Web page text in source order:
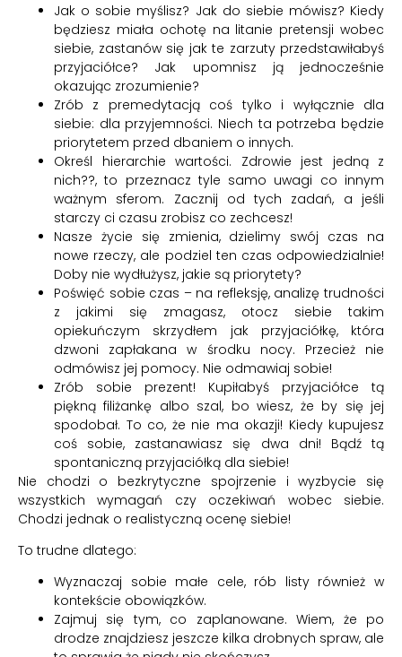
Jak o sobie myślisz? Jak do siebie mówisz? Kiedy
będziesz miała ochotę na litanie pretensji wobec
siebie, zastanów się jak te zarzuty przedstawiłabyś
przyjaciółce? Jak upomnisz ją jednocześnie
okazując zrozumienie?
Zrób z premedytacją coś tylko i wyłącznie dla
siebie: dla przyjemności. Niech ta potrzeba będzie
priorytetem przed dbaniem o innych.
Określ hierarchie wartości. Zdrowie jest jedną z
nich??, to przeznacz tyle samo uwagi co innym
ważnym sferom. Zacznij od tych zadań, a jeśli
starczy ci czasu zrobisz co zechcesz!
Nasze życie się zmienia, dzielimy swój czas na
nowe rzeczy, ale podziel ten czas odpowiedzialnie!
Doby nie wydłużysz, jakie są priorytety?
Poświęć sobie czas – na refleksję, analizę trudności
z jakimi się zmagasz, otocz siebie takim
opiekuńczym skrzydłem jak przyjaciółkę, która
dzwoni zapłakana w środku nocy. Przecież nie
odmówisz jej pomocy. Nie odmawiaj sobie!
Zrób sobie prezent! Kupiłabyś przyjaciółce tą
piękną filiżankę albo szal, bo wiesz, że by się jej
spodobał. To co, że nie ma okazji! Kiedy kupujesz
coś sobie, zastanawiasz się dwa dni! Bądź tą
spontaniczną przyjaciółką dla siebie!
Nie chodzi o bezkrytyczne spojrzenie i wyzbycie się
wszystkich wymagań czy oczekiwań wobec siebie.
Chodzi jednak o realistyczną ocenę siebie!
To trudne dlatego:
Wyznaczaj sobie małe cele, rób listy również w
kontekście obowiązków.
Zajmuj się tym, co zaplanowane. Wiem, że po
drodze znajdziesz jeszcze kilka drobnych spraw, ale